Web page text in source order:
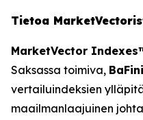
Tietoa
MarketVector
Saksassa toimiva,
vertailuindeksien
maailmanlaajuinen